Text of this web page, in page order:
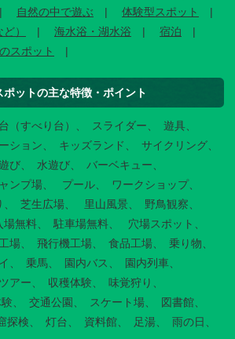
自然の中で遊ぶ
体験型スポット
）
海水浴・湖水浴
宿泊
スポット
ポットの主な特徴・ポイント
（すべり台） スライダー
遊具
ション キッズランド
サイクリング
び 水遊び
バーベキュー
ンプ場 プール
ワークショップ
芝生広場 里山風景
野鳥観察
場無料 駐車場無料
穴場スポット
場 飛行機工場 食品工場
乗り物
乗馬 園内バス
園内列車
アー 収穫体験
味覚狩り
交通公園 スケート場
図書館
探検 灯台 資料館 足湯
雨の日